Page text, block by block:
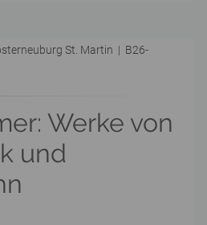
St. Martin | B26-
Werke von
und